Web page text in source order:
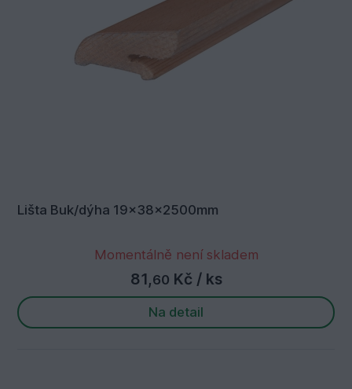
Lišta Buk/dýha 19x38x2500mm
Momentálně není skladem
81,60 Kč / ks
Na detail